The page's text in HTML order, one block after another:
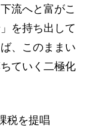
流へと富がこ
を持ち出して
、このままい
ていく二極化
税を提唱